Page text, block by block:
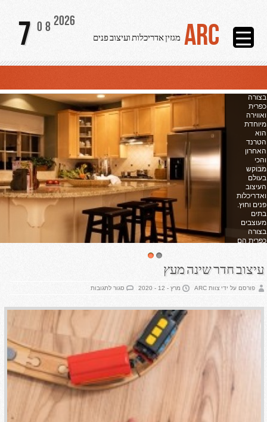
7 082026 ARC מגזין אדריכלות ועיצוב פנים
בתים
כפריים –
עיצוב
בתים
ואווירה
מיוחדת
הוא
הטרנד
האחרון
והכי
מבוקש
בעולם
העיצוב
ואדריכלות
פנים וחוץ.
בתים
מעוצבים
בצורה
כפרית הם
אלוקרא
עוד ...
עיצוב חדר שינה מעץ
פורסם על ידי צוות ARC מרץ - 12 - 2020 סגור לתגובותעל
שינה